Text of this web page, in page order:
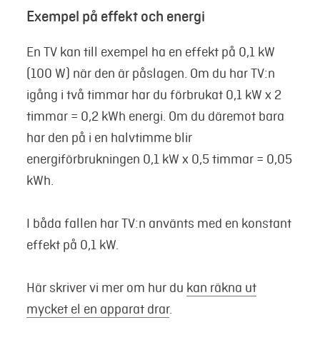
Exempel på effekt och energi
En TV kan till exempel ha en effekt på 0,1 kW
(100 W) när den är påslagen. Om du har TV:n
igång i två timmar har du förbrukat 0,1 kW x 2
timmar = 0,2 kWh energi. Om du däremot bara
har den på i en halvtimme blir
energiförbrukningen 0,1 kW x 0,5 timmar = 0,05
kWh.
I båda fallen har TV:n använts med en konstant
effekt på 0,1 kW.
Här skriver vi mer om hur du kan räkna ut
mycket el en apparat drar.